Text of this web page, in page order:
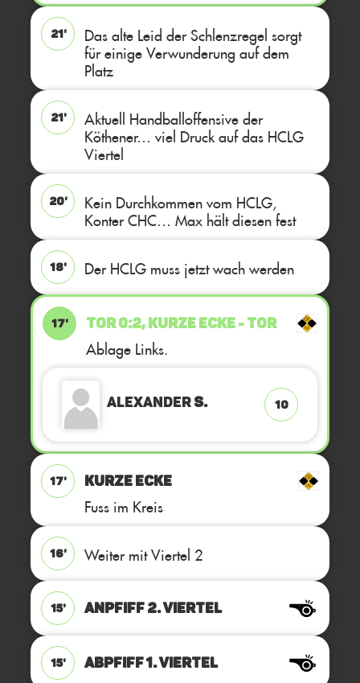
21'
Das alte Leid der Schlenzregel sorgt
für einige Verwunderung auf dem
Platz
21'
Aktuell Handballoffensive der
Köthener… viel Druck auf das HCLG
Viertel
20'
Kein Durchkommen vom HCLG,
Konter CHC… Max hält diesen fest
18' Der HCLG muss jetzt wach werden
17' TOR 0:2, KURZE ECKE - TOR
Ablage Links.
AlexanderS. 10
17' KURZE ECKE
Fuss im Kreis
16' Weiter mit Viertel 2
15' ANPFIFF 2. Viertel
15' ABPFIFF 1. Viertel